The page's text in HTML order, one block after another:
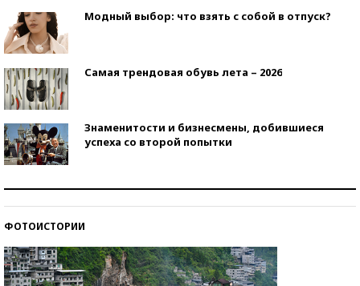
Модный выбор: что взять с собой в отпуск?
Самая трендовая обувь лета – 2026
Знаменитости и бизнесмены, добившиеся
успеха со второй попытки
ФОТОИСТОРИИ